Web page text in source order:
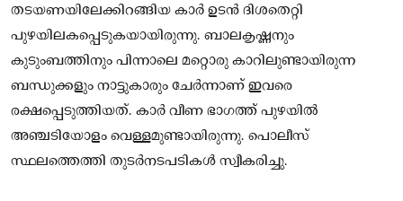
തടയണയിലേക്കിറങ്ങിയ കാർ ഉടൻ ദിശതെറ്റി
പുഴയിലകപ്പെടുകയായിരുന്നു. ബാലകൃഷ്ണനും
കുടുംബത്തിനും പിന്നാലെ മറ്റൊരു കാറിലുണ്ടായിരുന്ന
ബന്ധുക്കളും നാട്ടുകാരും ചേർന്നാണ് ഇവരെ
രക്ഷപ്പെടുത്തിയത്. കാർ വീണ ഭാഗത്ത് പുഴയിൽ
അഞ്ചടിയോളം വെള്ളമുണ്ടായിരുന്നു. പൊലീസ്
സ്ഥലത്തെത്തി തുടർനടപടികൾ സ്വീകരിച്ചു.